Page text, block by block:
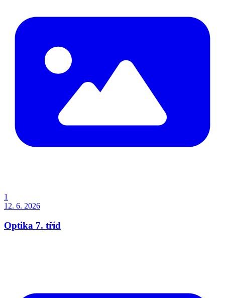
1
12. 6. 2026
Optika 7. tříd